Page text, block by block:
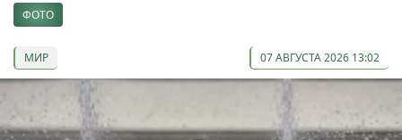
ФОТО
МИР 07 АВГУСТА 2026 13:02